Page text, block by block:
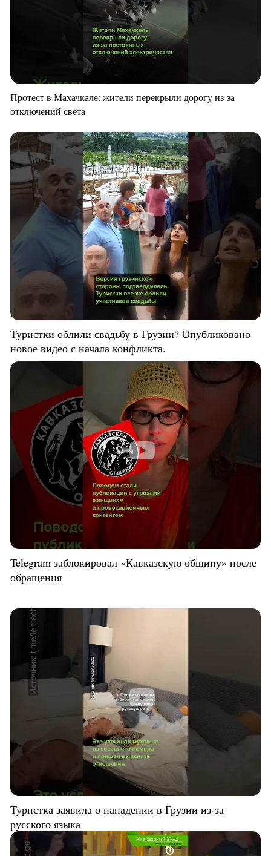
Протест в Махачкале: жители перекрыли дорогу из-за
отключений света
Туристки облили свадьбу в Грузии? Опубликовано
новое видео с начала конфликта.
Telegram заблокировал «Кавказскую общину» после
обращения
Туристка заявила о нападении в Грузии из-за
русского языка